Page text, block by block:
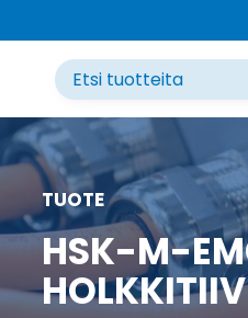
TUOTE
HSK-M-